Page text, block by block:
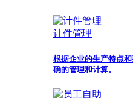
计件管理
根据企业的生产特点
确的管理和计算。